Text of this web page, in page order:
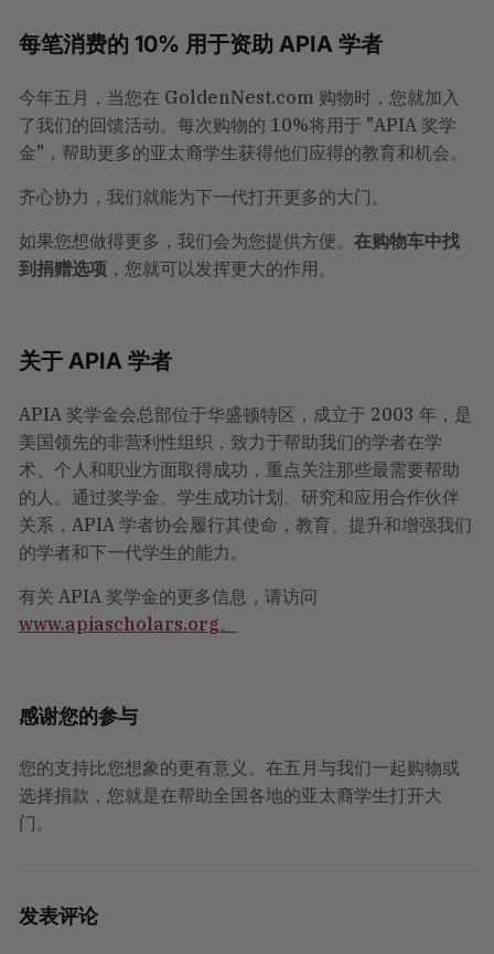
每笔消费的 10% 用于资助 APIA 学者
今年五月，当您在 GoldenNest.com 购物时，您就加入
了我们的回馈活动。每次购物的 10%将用于 "APIA 奖学
金"，帮助更多的亚太裔学生获得他们应得的教育和机会。
齐心协力，我们就能为下一代打开更多的大门。
如果您想做得更多，我们会为您提供方便。 在购物车中找
到捐赠选项 ，您就可以发挥更大的作用。
关于 APIA 学者
APIA 奖学金会总部位于华盛顿特区，成立于 2003 年，是
美国领先的非营利性组织，致力于帮助我们的学者在学
术、个人和职业方面取得成功，重点关注那些最需要帮助
的人。通过奖学金、学生成功计划、研究和应用合作伙伴
关系，APIA 学者协会履行其使命，教育、提升和增强我们
的学者和下一代学生的能力。
有关 APIA 奖学金的更多信息，请访问
www.apiascholars.org。
感谢您的参与
您的支持比您想象的更有意义。在五月与我们一起购物或
选择捐款，您就是在帮助全国各地的亚太裔学生打开大
门。
发表评论